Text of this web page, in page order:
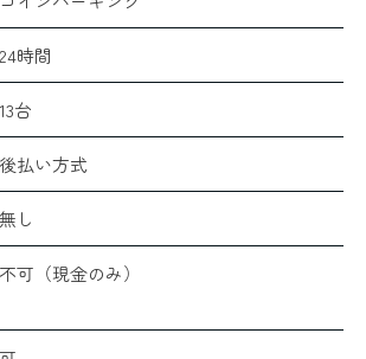
24時間
13台
後払い方式
無し
不可（現金のみ）